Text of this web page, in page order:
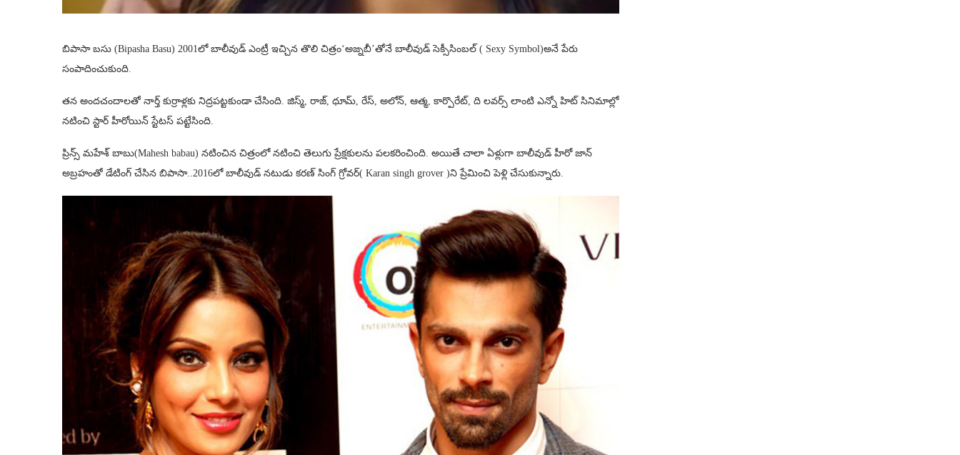
బిపాసా బసు (Bipasha Basu) 2001లో బాలీవుడ్ ఎంట్రీ ఇచ్చిన తొలి చిత్రం‘అజ్నబీ’తోనే బాలీవుడ్ సెక్సీసింబల్ ( Sexy Symbol)అనే పేరు
సంపాదించుకుంది.
తన అందచందాలతో నార్త్ కుర్రాళ్లకు నిద్రపట్టకుండా చేసింది. జిస్మ్, రాజ్, ధూమ్, రేస్, అలోన్, ఆత్మ, కార్పొరేట్, ది లవర్స్ లాంటి ఎన్నో హిట్ సినిమాల్లో
నటించి స్టార్ హీరోయిన్ స్టేటస్ పట్టేసింది.
ప్రిన్స్ మహేశ్ బాబు(Mahesh babau) నటించిన చిత్రంలో నటించి తెలుగు ప్రేక్షకులను పలకరించింది. అయితే చాలా ఏళ్లుగా బాలీవుడ్ హీరో జాన్
అబ్రహంతో డేటింగ్ చేసిన బిపాసా..2016లో బాలీవుడ్ నటుడు కరణ్ సింగ్‌ గ్రోవర్‌( Karan singh grover )ని ప్రేమించి పెళ్లి చేసుకున్నారు.